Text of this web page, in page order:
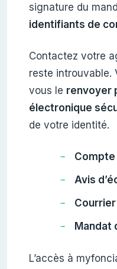
signature du
identifiants de
Contactez votre
reste introuvable.
vous le renvoyer
électronique
de votre identité.
Avis
Mandat
L’accès à